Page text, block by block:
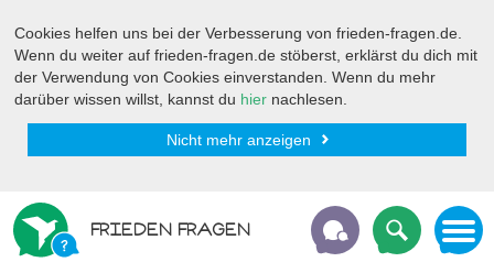
Cookies helfen uns bei der Verbesserung von frieden-fragen.de.
Wenn du weiter auf frieden-fragen.de stöberst, erklärst du dich mit
der Verwendung von Cookies einverstanden. Wenn du mehr
darüber wissen willst, kannst du hier nachlesen.
Nicht mehr anzeigen
FRIEDEN FRAGEN